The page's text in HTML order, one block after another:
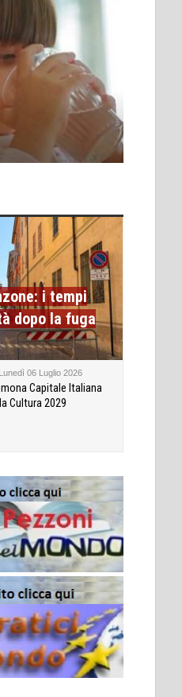
i tempi
dopo la fuga
Lunedì 06 Luglio 2026
Capitale Italiana
Cultura 2029